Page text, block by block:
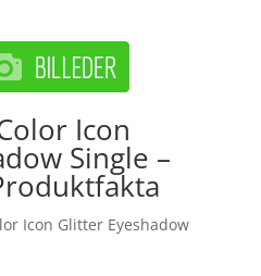
Icon
Single –
Icon Glitter Eyeshadow